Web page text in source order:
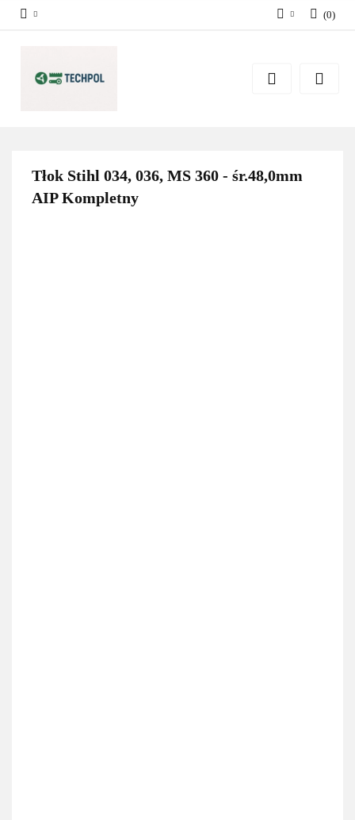
Zarejestruj się
(0)
Tłok Stihl 034, 036, MS 360 - śr.48,0mm
AIP Kompletny